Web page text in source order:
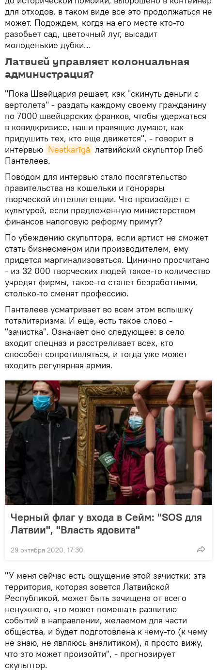
для отходов, в таком виде все это продолжаться не
может. Подождем, когда на его месте кто-то
разобьет сад, цветочный луг, высадит
молоденькие дубки...
Латвией управляет колониальная
администрация?
"Пока Швейцария решает, как "скинуть деньги с
вертолета" - раздать каждому своему гражданину
по 7000 швейцарских франков, чтобы удержаться
в ковидкризисе, наши правящие думают, как
придушить тех, кто еще движется", - говорит в
интервью Neatkarīgā латвийский скульптор Глеб
Пантелеев.
Поводом для интервью стало посягательство
правительства на кошельки и гонорары
творческой интеллигенции. Что произойдет с
культурой, если предложенную министерством
финансов налоговую реформу примут?
По убеждению скульптора, если артист не сможет
стать бизнесменом или производителем, ему
придется маргинализоваться. Цинично просчитано
- из 32 000 творческих людей такое-то количество
учредят фирмы, такое-то станет безработными,
столько-то сменят профессию.
Пантелеев усматривает во всем этом вспышку
тоталитаризма. И еще, есть такое слово -
"зачистка". Означает оно следующее: в село
входит спецназ и расстреливает всех, кто
способен сопротивляться, и тогда уже может
входить регулярная армия.
Черный флаг у входа в Сейм: "SOS для
Латвии", "Власть ядовита"
29 октября 2020, 17:30
"У меня сейчас есть ощущение этой зачистки: эта
территория, которая зовется Латвийской
Республикой, может быть зачищена от всего
ненужного, что может помешать развитию
событий в направлении, желаемом для части
общества, и будет подготовлена к чему-то (к чему
не знаю, не являюсь аналитиком), я просто вижу,
что это может произойти", - прогнозирует
скульптор.